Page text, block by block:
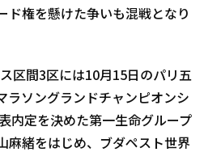
ド権を懸けた争いも混戦となり
区間3区には10月15日のパリ五
ラソングランドチャンピオンシ
内定を決めた第一生命グループ
麻緒をはじめ、ブダペスト世界